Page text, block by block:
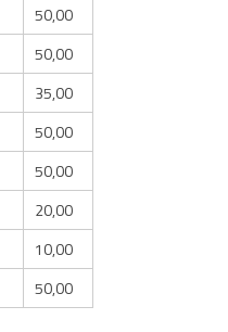
50,00
50,00
35,00
50,00
50,00
20,00
10,00
50,00